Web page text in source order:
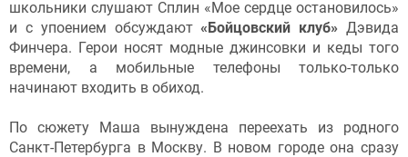
школьники слушают Сплин «Мое сердце остановилось»
и с упоением обсуждают«Бойцовский клуб» Дэвида
Финчера. Герои носят модные джинсовки и кеды того
времени, а мобильные телефоны только-только
начинают входить в обиход.
По сюжету Маша вынуждена переехать из родного
Санкт-Петербурга в Москву. В новом городе она сразу